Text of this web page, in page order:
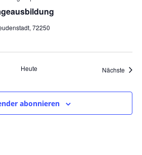
72250
Heute Nächste
abonnieren